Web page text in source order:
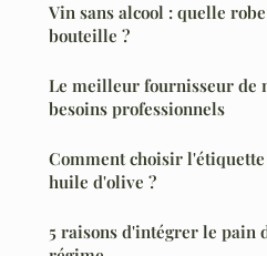
Vin sans alcool : quelle
bouteille ?
Le meilleur fournisseur de
besoins professionnels
Comment choisir
huile d'olive ?
5 raisons d'intégrer le pain